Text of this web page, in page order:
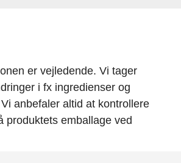
er vejledende. Vi tager
i fx ingredienser og
anbefaler altid at kontrollere
produktets emballage ved